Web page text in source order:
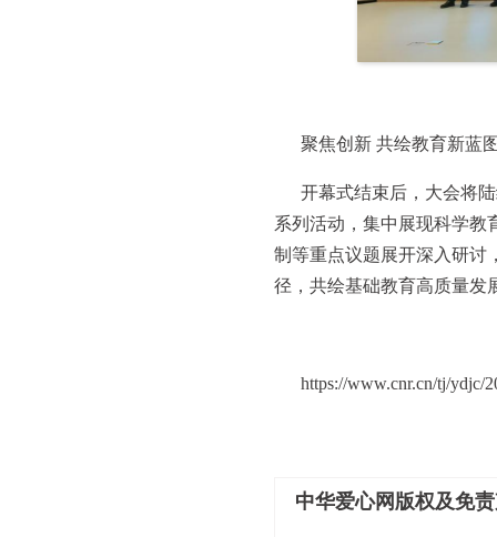
聚焦创新 共绘教育新蓝
开幕式结束后，大会将
系列活动，集中展现科学教
制等重点议题展开深入研讨
径，共绘基础教育高质量发
https://www.cnr.cn/tj/ydjc/
中华爱心网版权及免